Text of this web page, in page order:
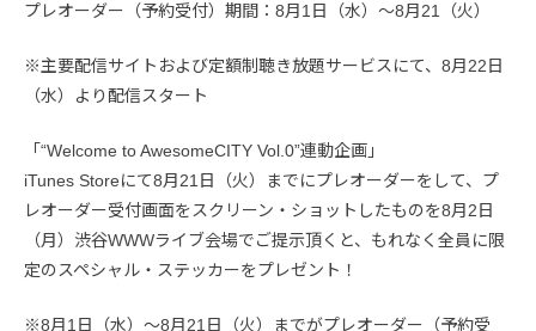
プレオーダー（予約受付）期間：8月1日（水）～8月21（火）
※主要配信サイトおよび定額制聴き放題サービスにて、8月22日
（水）より配信スタート
「“Welcome to AwesomeCITY Vol.0”連動企画」
iTunes Storeにて8月21日（火）までにプレオーダーをして、プ
レオーダー受付画面をスクリーン・ショットしたものを8月2日
（月）渋谷WWWライブ会場でご提示頂くと、もれなく全員に限
定のスペシャル・ステッカーをプレゼント！
※8月1日（水）～8月21日（火）までがプレオーダー（予約受